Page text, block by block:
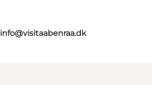
info@visitaabenraa.dk